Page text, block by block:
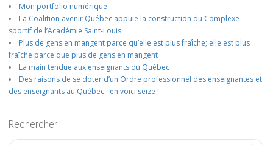
Mon portfolio numérique
La Coalition avenir Québec appuie la construction du Complexe
sportif de l’Académie Saint-Louis
Plus de gens en mangent parce qu’elle est plus fraîche; elle est plus
fraîche parce que plus de gens en mangent
La main tendue aux enseignants du Québec
Des raisons de se doter d’un Ordre professionnel des enseignantes et
des enseignants au Québec : en voici seize !
Rechercher